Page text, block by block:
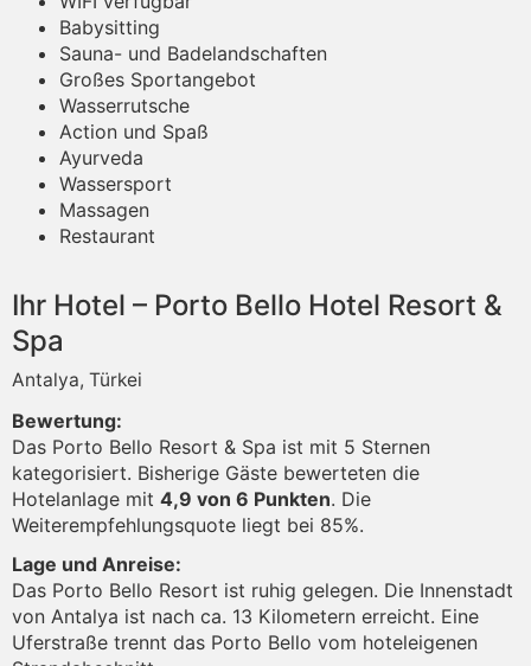
Babysitting
Sauna- und Badelandschaften
Großes Sportangebot
Wasserrutsche
Action und Spaß
Ayurveda
Wassersport
Massagen
Restaurant
Ihr Hotel – Porto Bello Hotel Resort &
Spa
Antalya, Türkei
Bewertung:
Das Porto Bello Resort & Spa ist mit 5 Sternen
kategorisiert. Bisherige Gäste bewerteten die
Hotelanlage mit 4,9 von 6 Punkten. Die
Weiterempfehlungsquote liegt bei 85%.
Lage und Anreise:
Das Porto Bello Resort ist ruhig gelegen. Die Innenstadt
von Antalya ist nach ca. 13 Kilometern erreicht. Eine
Uferstraße trennt das Porto Bello vom hoteleigenen